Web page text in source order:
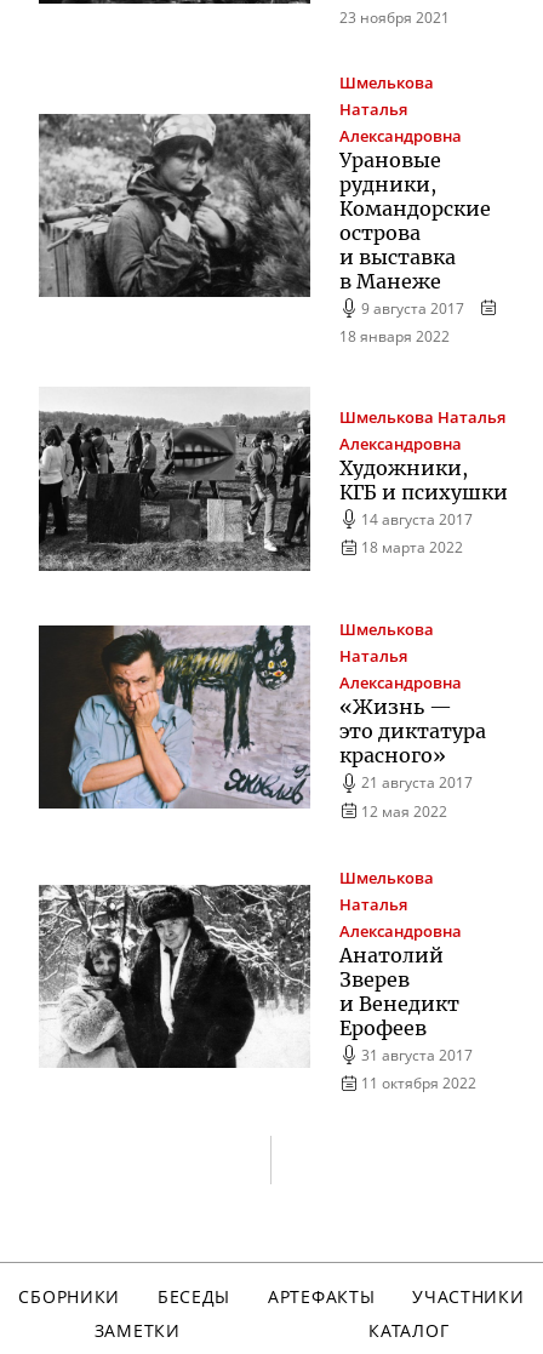
23 ноября 2021
Шмелькова
Наталья
Александровна
Урановые
рудники,
Командорские
острова
и выставка
в Манеже
9 августа 2017
18 января 2022
Шмелькова Наталья
Александровна
Художники,
КГБ и психушки
14 августа 2017
18 марта 2022
Шмелькова
Наталья
Александровна
«Жизнь —
это диктатура
красного»
21 августа 2017
12 мая 2022
Шмелькова
Наталья
Александровна
Анатолий
Зверев
и Венедикт
Ерофеев
31 августа 2017
11 октября 2022
СБОРНИКИ БЕСЕДЫ АРТЕФАКТЫ
УЧАСТНИКИ
ЗАМЕТКИ
КАТАЛОГ